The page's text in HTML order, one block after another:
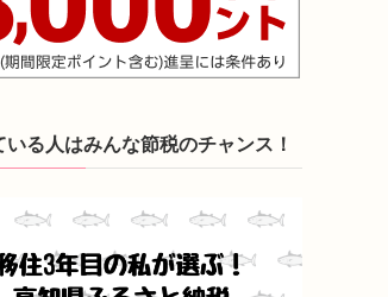
いる人はみんな節税のチャンス！